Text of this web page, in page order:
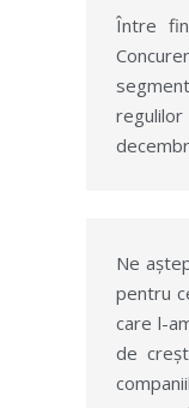
Între
Ne
pentru
care l-
de